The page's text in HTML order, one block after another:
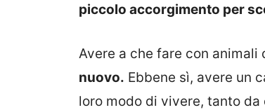
piccolo accorgimento per
Avere a che fare con
nuovo. Ebbene sì, avere un
loro modo di vivere, tanto